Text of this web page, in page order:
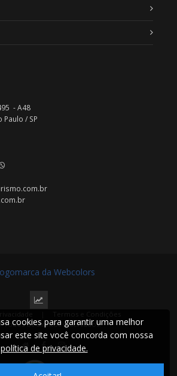
- A48
Paulo / SP
Todos os direitos reservados.
cookies para garantir uma melhor
este site você concorda com nossa
política de privacidade.